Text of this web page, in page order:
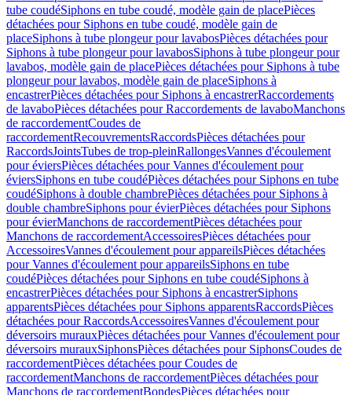
tube coudéSiphons en tube coudé, modèle gain de placePièces
détachées pour Siphons en tube coudé, modèle gain de
placeSiphons à tube plongeur pour lavabosPièces détachées pour
Siphons à tube plongeur pour lavabosSiphons à tube plongeur pour
lavabos, modèle gain de placePièces détachées pour Siphons à tube
plongeur pour lavabos, modèle gain de placeSiphons à
encastrerPièces détachées pour Siphons à encastrerRaccordements
de lavaboPièces détachées pour Raccordements de lavaboManchons
de raccordementCoudes de
raccordementRecouvrementsRaccordsPièces détachées pour
RaccordsJointsTubes de trop-pleinRallongesVannes d'écoulement
pour éviersPièces détachées pour Vannes d'écoulement pour
éviersSiphons en tube coudéPièces détachées pour Siphons en tube
coudéSiphons à double chambrePièces détachées pour Siphons à
double chambreSiphons pour évierPièces détachées pour Siphons
pour évierManchons de raccordementPièces détachées pour
Manchons de raccordementAccessoiresPièces détachées pour
AccessoiresVannes d'écoulement pour appareilsPièces détachées
pour Vannes d'écoulement pour appareilsSiphons en tube
coudéPièces détachées pour Siphons en tube coudéSiphons à
encastrerPièces détachées pour Siphons à encastrerSiphons
apparentsPièces détachées pour Siphons apparentsRaccordsPièces
détachées pour RaccordsAccessoiresVannes d'écoulement pour
déversoirs murauxPièces détachées pour Vannes d'écoulement pour
déversoirs murauxSiphonsPièces détachées pour SiphonsCoudes de
raccordementPièces détachées pour Coudes de
raccordementManchons de raccordementPièces détachées pour
Manchons de raccordementBondesPièces détachées pour